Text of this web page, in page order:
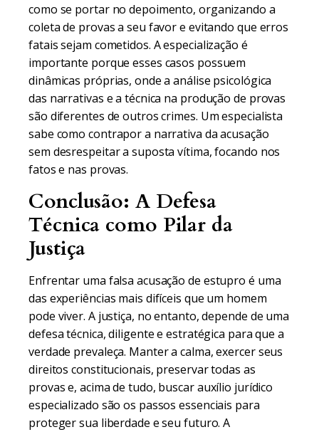
como se portar no depoimento, organizando a
coleta de provas a seu favor e evitando que erros
fatais sejam cometidos. A especialização é
importante porque esses casos possuem
dinâmicas próprias, onde a análise psicológica
das narrativas e a técnica na produção de provas
são diferentes de outros crimes. Um especialista
sabe como contrapor a narrativa da acusação
sem desrespeitar a suposta vítima, focando nos
fatos e nas provas.
Conclusão: A Defesa
Técnica como Pilar da
Justiça
Enfrentar uma falsa acusação de estupro é uma
das experiências mais difíceis que um homem
pode viver. A justiça, no entanto, depende de uma
defesa técnica, diligente e estratégica para que a
verdade prevaleça. Manter a calma, exercer seus
direitos constitucionais, preservar todas as
provas e, acima de tudo, buscar auxílio jurídico
especializado são os passos essenciais para
proteger sua liberdade e seu futuro. A